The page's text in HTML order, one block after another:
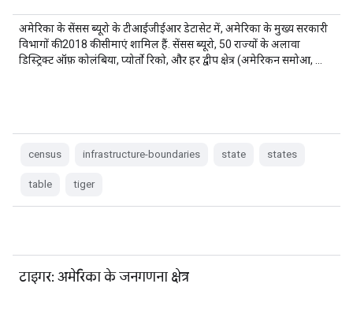
अमेरिका के सेंसस ब्यूरो के टीआईजीईआर डेटासेट में, अमेरिका के मुख्य सरकारी
विभागों की 2018 की सीमाएं शामिल हैं. सेंसस ब्यूरो, 50 राज्यों के अलावा
डिस्ट्रिक्ट ऑफ़ कोलंबिया, प्योर्तो रिको, और हर द्वीप क्षेत्र (अमेरिकन समोआ, …
census infrastructure-boundaries state states
table tiger
टाइगर: अमेरिका के जनगणना क्षेत्र